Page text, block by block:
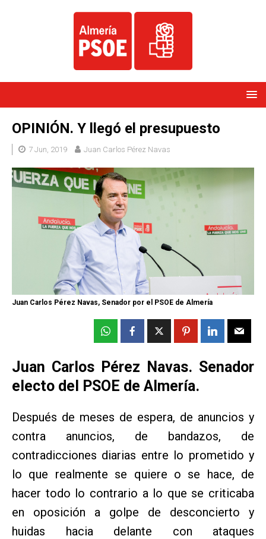
OPINIÓN. Y llegó el presupuesto
7 Jun, 2019 Juan Carlos Pérez Navas
Juan Carlos Pérez Navas, Senador por el PSOE de Almería
Juan Carlos Pérez Navas. Senador
electo del PSOE de Almería.
Después de meses de espera, de anuncios y
contra anuncios, de bandazos, de
contradicciones diarias entre lo prometido y
lo que realmente se quiere o se hace, de
hacer todo lo contrario a lo que se criticaba
en oposición a golpe de desconcierto y
huidas hacia delante con ataques